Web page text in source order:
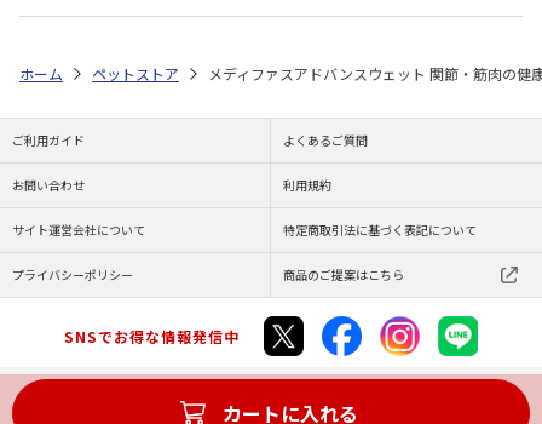
カートに入れる
ホーム ペットストア メディファスアドバンスウェット 関節・筋肉の
ご利用ガイド よくあるご質問
お問い合わせ 利用規約
サイト運営会社について 特定商取引法に基づく表記について
プライバシーポリシー 商品のご提案はこちら
SNSでお得な情報発信中